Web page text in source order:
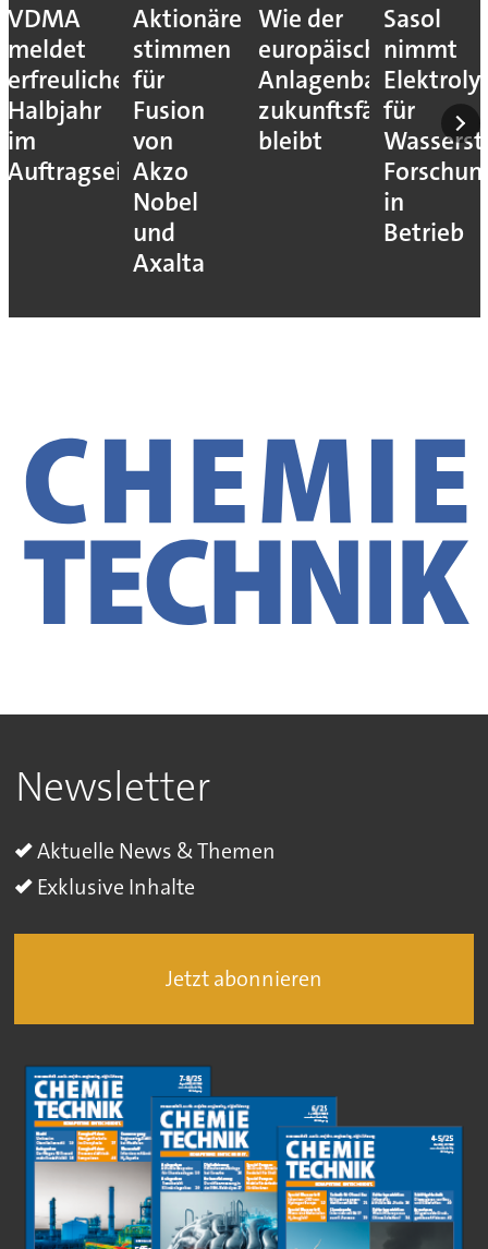
VDMA
meldet
erfreuliches
Halbjahr
im
Auftragseingang
Aktionäre
stimmen
für
Fusion
von
Akzo
Nobel
und
Axalta
Wie der
europäische
Anlagenbau
zukunftsfähig
bleibt
Sasol
nimmt
für
in
Betrieb
Newsletter
Aktuelle News & Themen
Exklusive Inhalte
Jetzt abonnieren